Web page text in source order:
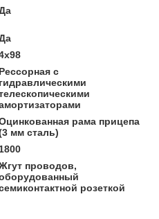
Рессорная с
гидравлическими
рама прицепа
мм сталь)
1800
проводов,
розеткой